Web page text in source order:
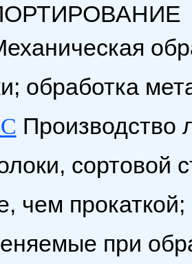
обработка
Производство
сортовой
чем
при